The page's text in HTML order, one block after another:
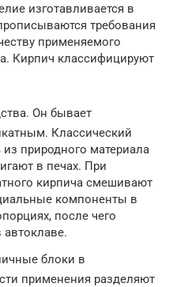
изготавливается в
требования
применяемого
Кирпич классифицируют
Он бывает
Классический
из природного материала
в печах. При
кирпича смешивают
компоненты в
после чего
автоклаве.
блоки в
применения разделяют